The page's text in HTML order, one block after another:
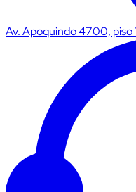
Av. Apoquindo 4700, piso